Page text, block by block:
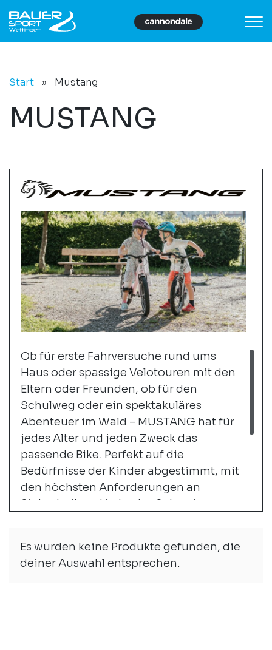
Start » Mustang
MUSTANG
Ob für erste Fahrversuche rund ums
Haus oder spassige Velotouren mit den
Eltern oder Freunden, ob für den
Schulweg oder ein spektakuläres
Abenteuer im Wald – MUSTANG hat für
jedes Alter und jeden Zweck das
passende Bike. Perfekt auf die
Bedürfnisse der Kinder abgestimmt, mit
den höchsten Anforderungen an
Sicherheit und in bester Schweizer
Auswahl an Kinderbikes, komm vorbei in
Wettingen in unserem Geschäft und
Es wurden keine Produkte gefunden, die
deiner Auswahl entsprechen.